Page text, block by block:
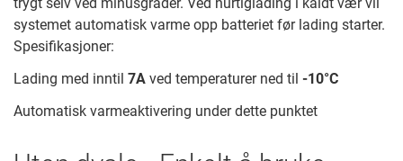
systemet automatisk varme opp batteriet før lading starter.
Spesifikasjoner:
Lading med inntil 7A ved temperaturer ned til -10°C
Automatisk varmeaktivering under dette punktet